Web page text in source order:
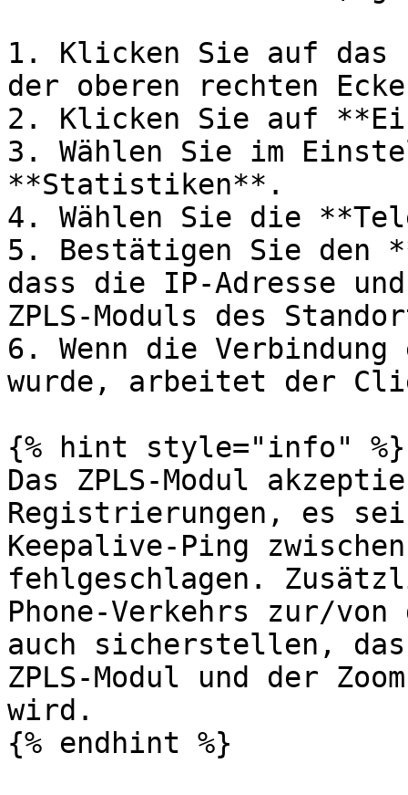
1. Klicken Sie auf
der oberen rechten
2. Klicken Sie auf
3. Wählen Sie im
**Statistiken**.
4. Wählen Sie die
5. Bestätigen Sie den
dass die IP-Adresse
ZPLS-Moduls des
6. Wenn die
wurde, arbeitet der
{% hint style="info" %}
Das ZPLS-Modul
Registrierungen, es sei
Keepalive-Ping
fehlgeschlagen.
Phone-Verkehrs zur/von
auch sicherstellen,
ZPLS-Modul und der
wird.
{% endhint %}